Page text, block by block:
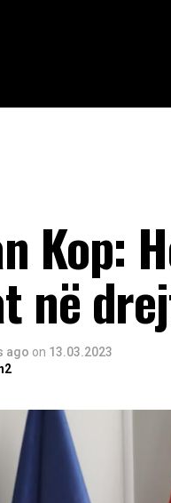
Kop:
në
ago on 13.03.2023